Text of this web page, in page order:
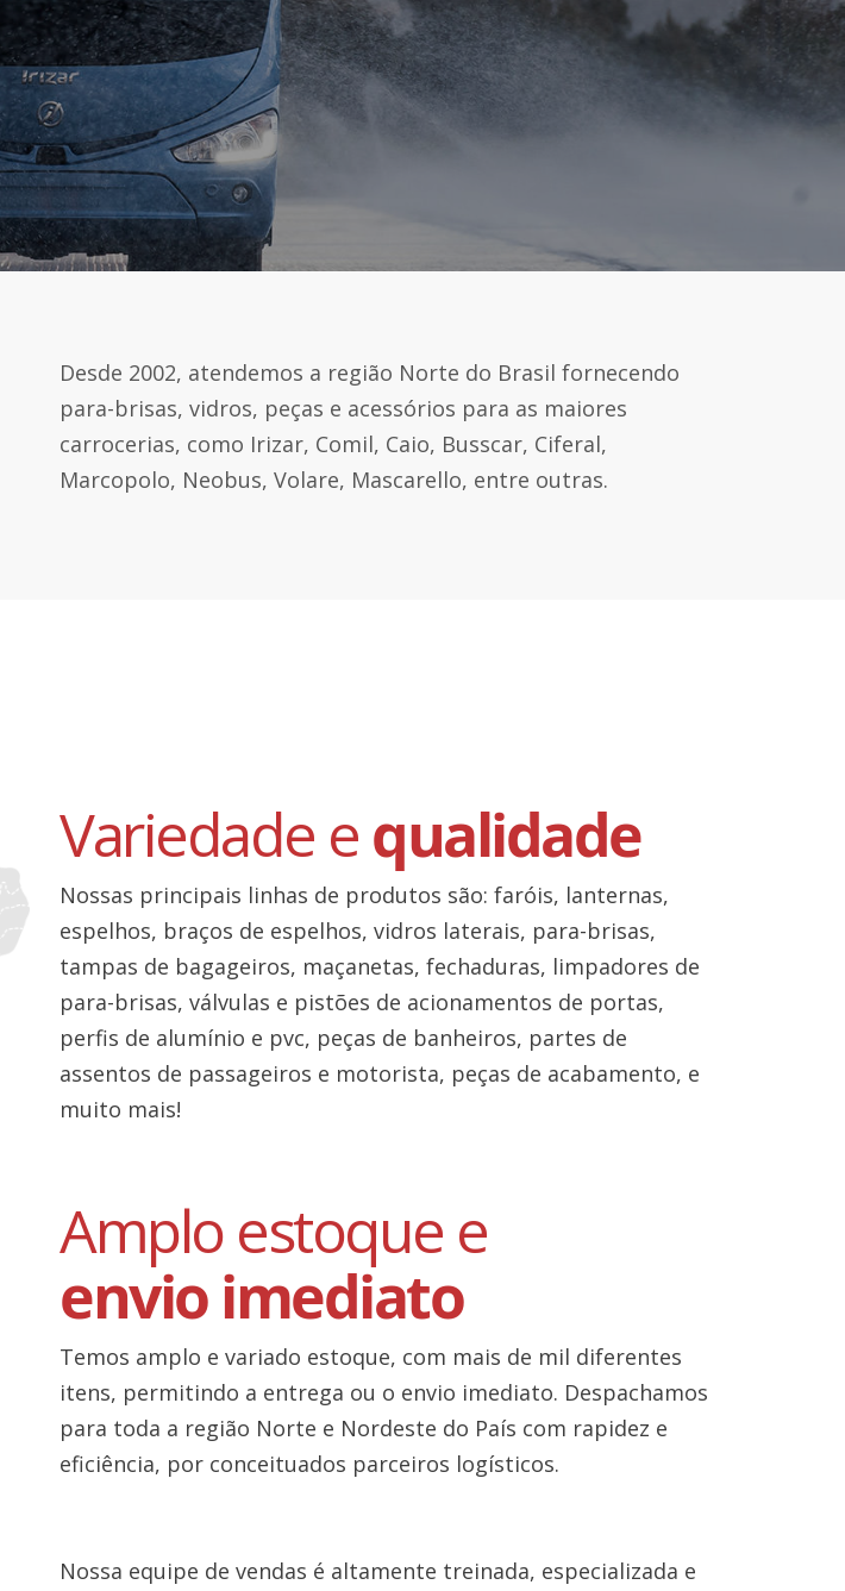
Desde 2002, atendemos a região Norte do Brasil fornecendo
para-brisas, vidros, peças e acessórios para as maiores
carrocerias, como Irizar, Comil, Caio, Busscar, Ciferal,
Marcopolo, Neobus, Volare, Mascarello, entre outras.
Variedade equalidade
Nossas principais linhas de produtos são: faróis, lanternas,
espelhos, braços de espelhos, vidros laterais, para-brisas,
tampas de bagageiros, maçanetas, fechaduras, limpadores de
para-brisas, válvulas e pistões de acionamentos de portas,
perfis de alumínio e pvc, peças de banheiros, partes de
assentos de passageiros e motorista, peças de acabamento, e
muito mais!
Amplo estoque e
envio imediato
Temos amplo e variado estoque, com mais de mil diferentes
itens, permitindo a entrega ou o envio imediato. Despachamos
para toda a região Norte e Nordeste do País com rapidez e
eficiência, por conceituados parceiros logísticos.
Nossa equipe de vendas é altamente treinada, especializada e